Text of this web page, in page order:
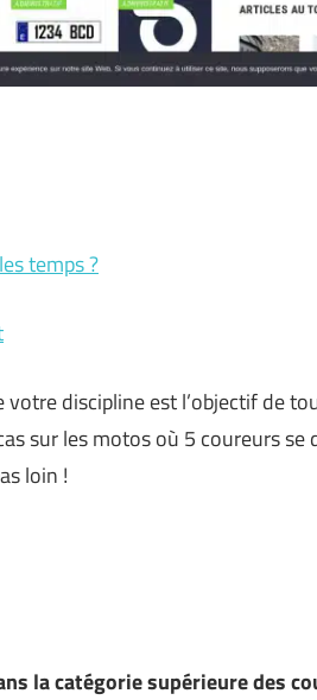
temps ?
discipline est l’objectif de
sur les motos où 5 coureurs
loin !
la catégorie supérieure des